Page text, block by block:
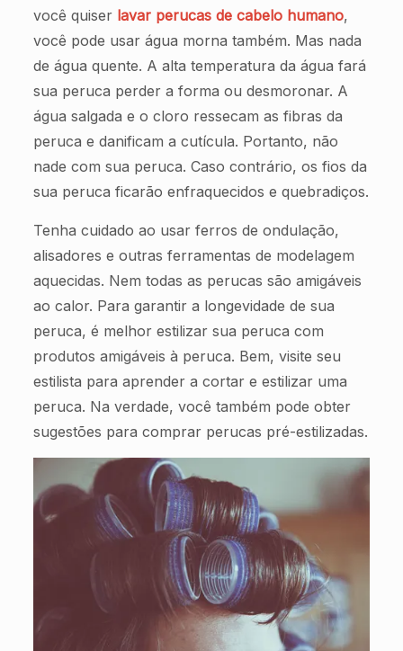
você quiser lavar perucas de cabelo humano,
você pode usar água morna também. Mas nada
de água quente. A alta temperatura da água fará
sua peruca perder a forma ou desmoronar. A
água salgada e o cloro ressecam as fibras da
peruca e danificam a cutícula. Portanto, não
nade com sua peruca. Caso contrário, os fios da
sua peruca ficarão enfraquecidos e quebradiços.
Tenha cuidado ao usar ferros de ondulação,
alisadores e outras ferramentas de modelagem
aquecidas. Nem todas as perucas são amigáveis
ao calor. Para garantir a longevidade de sua
peruca, é melhor estilizar sua peruca com
produtos amigáveis à peruca. Bem, visite seu
estilista para aprender a cortar e estilizar uma
peruca. Na verdade, você também pode obter
sugestões para comprar perucas pré-estilizadas.